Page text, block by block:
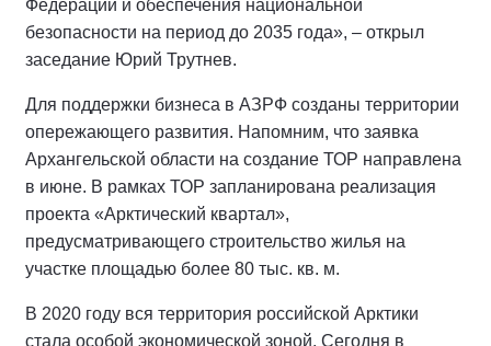
Федерации и обеспечения национальной
безопасности на период до 2035 года», – открыл
заседание Юрий Трутнев.
Для поддержки бизнеса в АЗРФ созданы территории
опережающего развития. Напомним, что заявка
Архангельской области на создание ТОР направлена
в июне. В рамках ТОР запланирована реализация
проекта «Арктический квартал»,
предусматривающего строительство жилья на
участке площадью более 80 тыс. кв. м.
В 2020 году вся территория российской Арктики
стала особой экономической зоной. Сегодня в